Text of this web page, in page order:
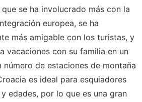
se ha involucrado más con la
europea, se ha
más amigable con los turistas, y
vacaciones con su familia en un
número de estaciones de montaña
es ideal para esquiadores
edades, por lo que es una gran